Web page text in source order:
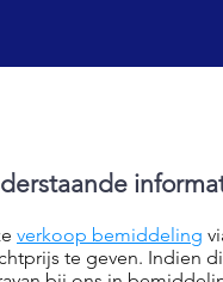
verkoop bemiddeling
te geven. Indien